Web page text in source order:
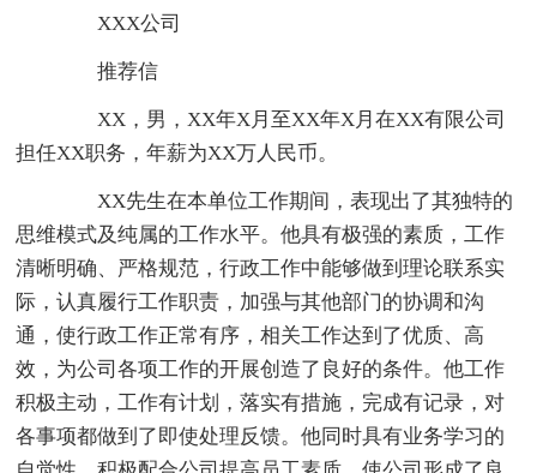
XXX公司
推荐信
XX，男，XX年X月至XX年X月在XX有限公司
担任XX职务，年薪为XX万人民币。
XX先生在本单位工作期间，表现出了其独特的
思维模式及纯属的工作水平。他具有极强的素质，工作
清晰明确、严格规范，行政工作中能够做到理论联系实
际，认真履行工作职责，加强与其他部门的协调和沟
通，使行政工作正常有序，相关工作达到了优质、高
效，为公司各项工作的开展创造了良好的条件。他工作
积极主动，工作有计划，落实有措施，完成有记录，对
各事项都做到了即使处理反馈。他同时具有业务学习的